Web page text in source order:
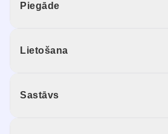
Piegāde
Lietošana
Sastāvs